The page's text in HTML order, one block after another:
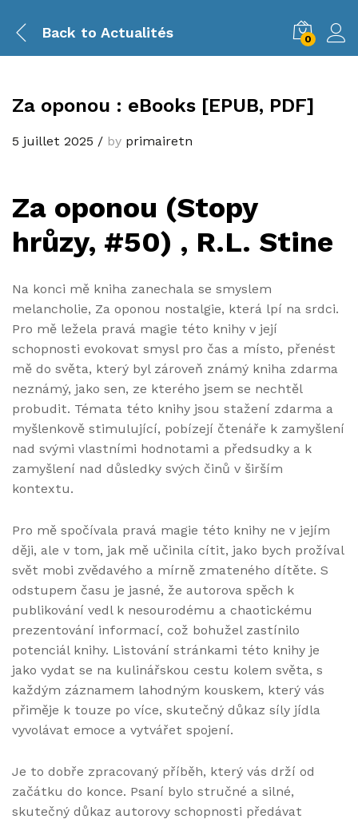
Back to Actualités 0
Za oponou : eBooks [EPUB, PDF]
5 juillet 2025 / by primairetn
Za oponou (Stopy
hrůzy, #50) , R.L. Stine
Na konci mě kniha zanechala se smyslem
melancholie, Za oponou nostalgie, která lpí na srdci.
Pro mě ležela pravá magie této knihy v její
schopnosti evokovat smysl pro čas a místo, přenést
mě do světa, který byl zároveň známý kniha zdarma
neznámý, jako sen, ze kterého jsem se nechtěl
probudit. Témata této knihy jsou stažení zdarma​ a
myšlenkově stimulující, pobízejí čtenáře k zamyšlení
nad svými vlastními hodnotami a předsudky a k
zamyšlení nad důsledky svých činů v širším
kontextu.
Pro mě spočívala pravá magie této knihy ne v jejím
ději, ale v tom, jak mě učinila cítit, jako bych prožíval
svět mobi zvědavého a mírně zmateného dítěte. S
odstupem času je jasné, že autorova spěch k
publikování vedl k nesourodému a chaotickému
prezentování informací, což bohužel zastínilo
potenciál knihy. Listování stránkami této knihy je
jako vydat se na kulinářskou cestu kolem světa, s
každým záznamem lahodným kouskem, který vás
přiměje k touze po více, skutečný důkaz síly jídla
vyvolávat emoce a vytvářet spojení.
Je to dobře zpracovaný příběh, který vás drží od
začátku do konce. Psaní bylo stručné a silné,
skutečný důkaz autorovy schopnosti předávat